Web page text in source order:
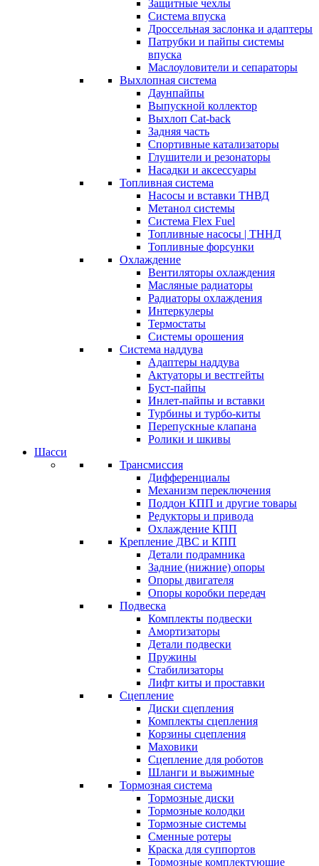
Защитные чехлы
Система впуска
Дроссельная заслонка и адаптеры
Патрубки и пайпы системы
впуска
Маслоуловители и сепараторы
Выхлопная система
Даунпайпы
Выпускной коллектор
Выхлоп Cat-back
Задняя часть
Спортивные катализаторы
Глушители и резонаторы
Насадки и аксессуары
Топливная система
Насосы и вставки ТНВД
Метанол системы
Система Flex Fuel
Топливные насосы | ТННД
Топливные форсунки
Охлаждение
Вентиляторы охлаждения
Масляные радиаторы
Радиаторы охлаждения
Интеркулеры
Термостаты
Системы орошения
Система наддува
Адаптеры наддува
Актуаторы и вестгейты
Буст-пайпы
Инлет-пайпы и вставки
Турбины и турбо-киты
Перепускные клапана
Ролики и шкивы
Шасси
Трансмиссия
Дифференциалы
Механизм переключения
Поддон КПП и другие товары
Редукторы и привода
Охлаждение КПП
Крепление ДВС и КПП
Детали подрамника
Задние (нижние) опоры
Опоры двигателя
Опоры коробки передач
Подвеска
Комплекты подвески
Амортизаторы
Детали подвески
Пружины
Стабилизаторы
Лифт киты и проставки
Сцепление
Диски сцепления
Комплекты сцепления
Корзины сцепления
Маховики
Сцепление для роботов
Шланги и выжимные
Тормозная система
Тормозные диски
Тормозные колодки
Тормозные системы
Сменные ротеры
Краска для суппортов
Тормозные комплектующие